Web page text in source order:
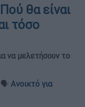
θα είναι
τόσο
να μελετήσουν το
🗣️ Ανοικτό για